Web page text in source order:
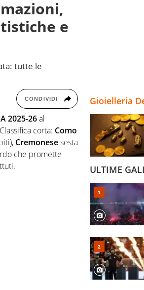
e
tutte le
CONDIVIDI
2025-26al
corta: Como
Cremonesesesta
che promette
Gioielleria
ULTIME